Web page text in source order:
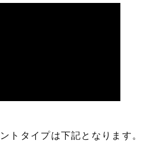
トタイプは下記となります。